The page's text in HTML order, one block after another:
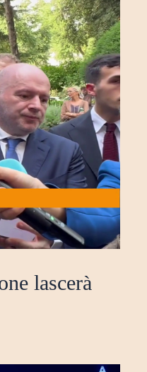
lascerà